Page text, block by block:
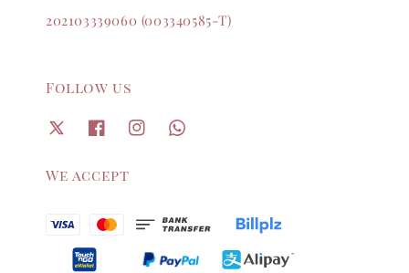
202103339060 (003340585-T)
Follow us
We accept